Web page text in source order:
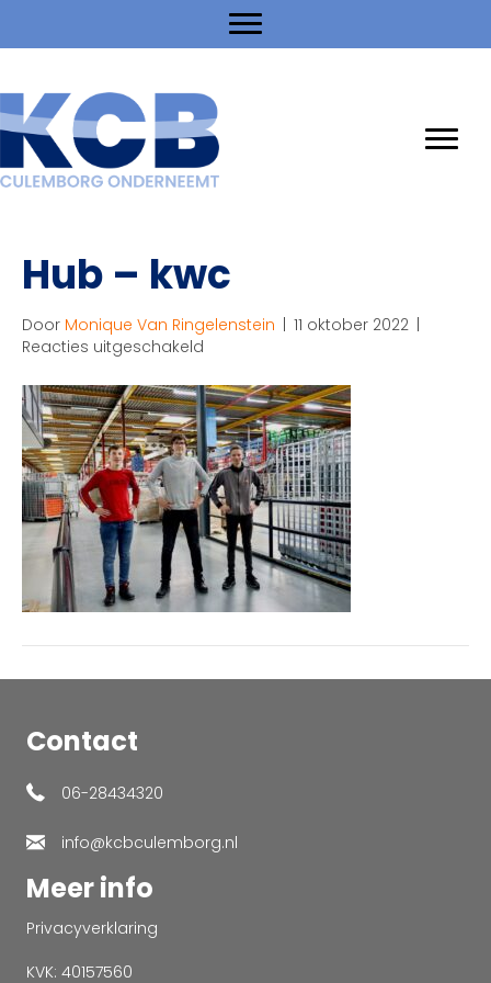
Hub – kwc
Door Monique Van Ringelenstein | 11 oktober 2022 |
Reacties uitgeschakeld
–
kwc
Contact
06-28434320
info@kcbculemborg.nl
Meer info
Privacyverklaring
KVK: 40157560